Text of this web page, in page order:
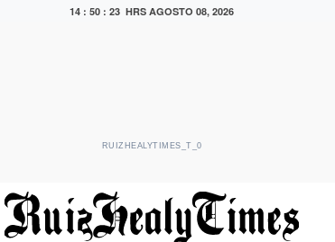
14 : 50 : 24 HRS AGOSTO 08, 2026
RUIZHEALYTIMES_T_0